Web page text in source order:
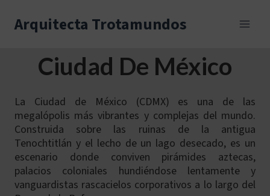
content
Arquitecta Trotamundos
Ciudad De México
La Ciudad de México (CDMX) es una de las
megalópolis más vibrantes y complejas del mundo.
Construida sobre las ruinas de la antigua
Tenochtitlán y el lecho de un lago desecado, es un
escenario donde conviven pirámides aztecas,
palacios coloniales hundiéndose lentamente y
vanguardistas rascacielos corporativos a lo largo del